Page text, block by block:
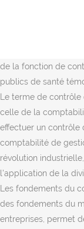
de la fonction de
publics de santé
Le terme de
celle de la
effectuer un contrôle
comptabilité de
révolution
l'application de la
Les fondements du
des fondements du
entreprises, permet